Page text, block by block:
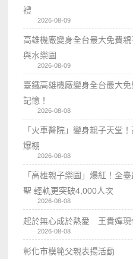
禮
2026-08-09
高雄機廠變身全台最大免費
與水樂園
2026-08-09
臺鐵高雄機廠變身全台最大
記憶！
2026-08-08
「火車醫院」變身親子天堂
爆棚
2026-08-08
「高雄親子樂園」爆紅！全
聖 輕軌更突破4,000人次
2026-08-08
起於無心成於熱愛 王貴嬋現
2026-08-08
彰化市模範父親表揚活動